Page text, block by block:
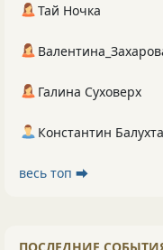
Тай Ночка
Галина Суховерх
Константин Балухта
весь топ ⮕